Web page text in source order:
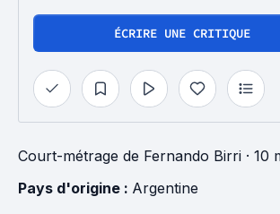
ÉCRIRE UNE CRITIQUE
Court-métrage de Fernando Birri · 10
Pays d'origine : Argentine